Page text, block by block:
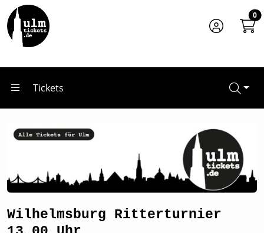
Zum Hauptinhalt springen 0
Tickets
Startseite
Tickets
Wilhelmsburg Ritterturnier 13.00 Uhr
Wilhelmsburg Ritterturnier